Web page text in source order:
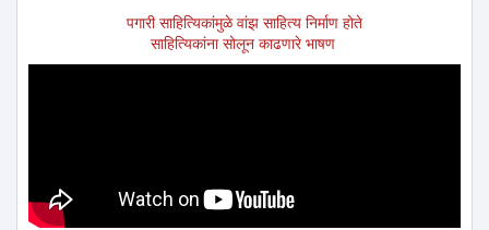
पगारी साहित्यिकांमुळे वांझ साहित्य निर्माण होते
साहित्यिकांना सोलून काढणारे भाषण